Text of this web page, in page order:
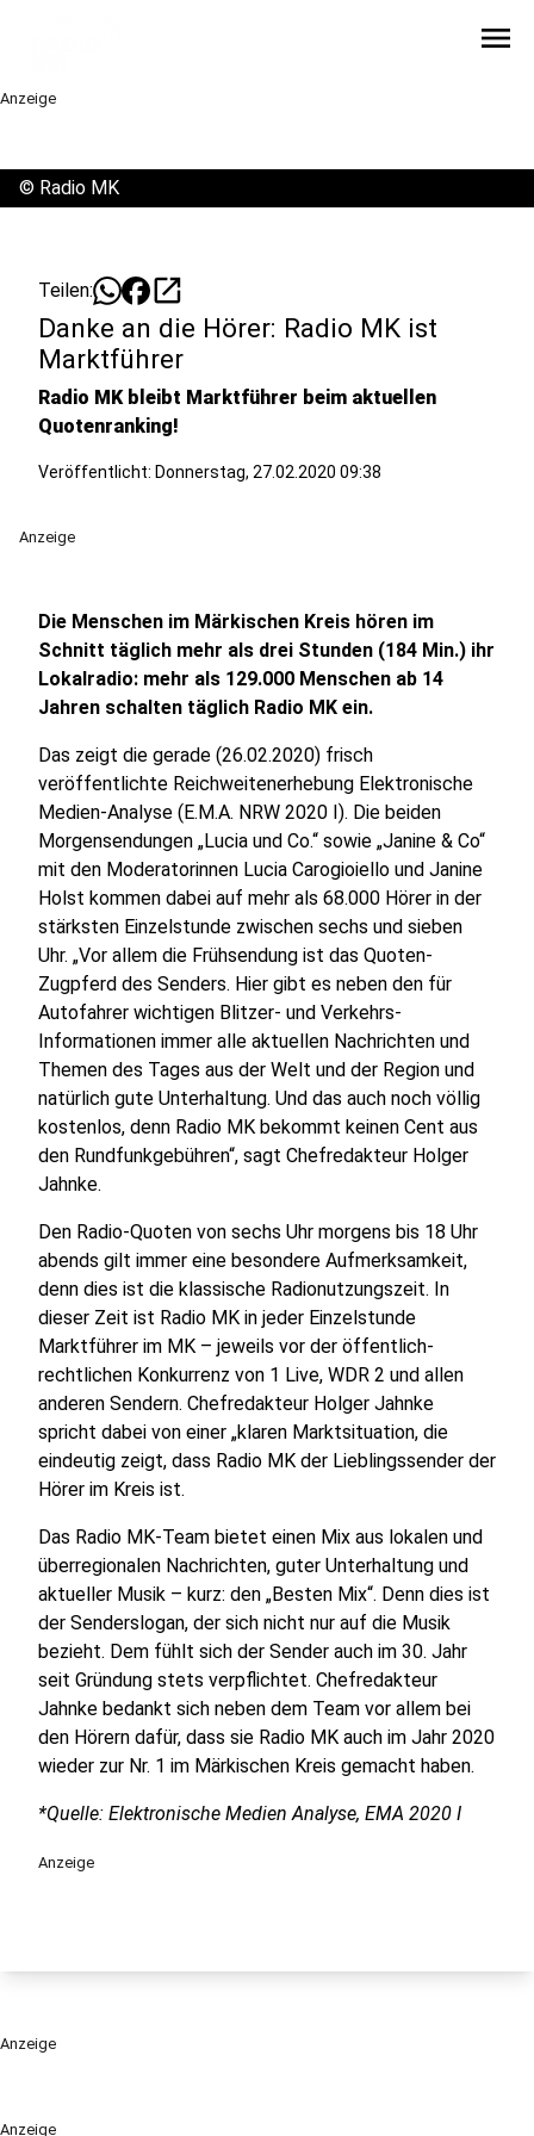
menu
Anzeige
Anzeige
© Radio MK
Teilen: open_in_new
Danke an die Hörer: Radio MK ist
Marktführer
Radio MK bleibt Marktführer beim aktuellen
Quotenranking!
Veröffentlicht: Donnerstag, 27.02.2020 09:38
Anzeige
Die Menschen im Märkischen Kreis hören im
Schnitt täglich mehr als drei Stunden (184 Min.) ihr
Lokalradio: mehr als 129.000 Menschen ab 14
Jahren schalten täglich Radio MK ein.
Das zeigt die gerade (26.02.2020) frisch
veröffentlichte Reichweitenerhebung Elektronische
Medien-Analyse (E.M.A. NRW 2020 I). Die beiden
Morgensendungen „Lucia und Co.“ sowie „Janine & Co“
mit den Moderatorinnen Lucia Carogioiello und Janine
Holst kommen dabei auf mehr als 68.000 Hörer in der
stärksten Einzelstunde zwischen sechs und sieben
Uhr. „Vor allem die Frühsendung ist das Quoten-
Zugpferd des Senders. Hier gibt es neben den für
Autofahrer wichtigen Blitzer- und Verkehrs-
Informationen immer alle aktuellen Nachrichten und
Themen des Tages aus der Welt und der Region und
natürlich gute Unterhaltung. Und das auch noch völlig
kostenlos, denn Radio MK bekommt keinen Cent aus
den Rundfunkgebühren“, sagt Chefredakteur Holger
Jahnke.
Den Radio-Quoten von sechs Uhr morgens bis 18 Uhr
abends gilt immer eine besondere Aufmerksamkeit,
denn dies ist die klassische Radionutzungszeit. In
dieser Zeit ist Radio MK in jeder Einzelstunde
Marktführer im MK – jeweils vor der öffentlich-
rechtlichen Konkurrenz von 1 Live, WDR 2 und allen
anderen Sendern. Chefredakteur Holger Jahnke
spricht dabei von einer „klaren Marktsituation, die
eindeutig zeigt, dass Radio MK der Lieblingssender der
Hörer im Kreis ist.
Das Radio MK-Team bietet einen Mix aus lokalen und
überregionalen Nachrichten, guter Unterhaltung und
aktueller Musik – kurz: den „Besten Mix“. Denn dies ist
der Senderslogan, der sich nicht nur auf die Musik
bezieht. Dem fühlt sich der Sender auch im 30. Jahr
seit Gründung stets verpflichtet. Chefredakteur
Jahnke bedankt sich neben dem Team vor allem bei
den Hörern dafür, dass sie Radio MK auch im Jahr 2020
wieder zur Nr. 1 im Märkischen Kreis gemacht haben.
*Quelle: Elektronische Medien Analyse, EMA 2020 I
Anzeige
Anzeige